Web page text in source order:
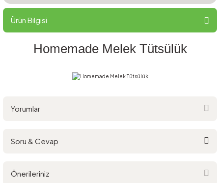
Ürün Bilgisi
Homemade Melek Tütsülük
Yorumlar
Soru & Cevap
Önerileriniz